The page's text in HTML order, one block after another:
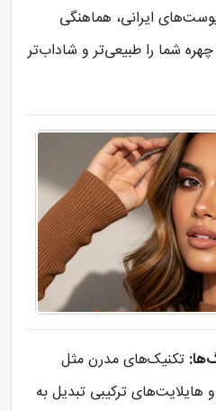
ایرانی، هماهنگی
چهره شما را طبیعی‌تر و شاداب‌تر
تکنیک‌های مدرن مثل
و هایلایت‌های ترکیبی تبدیل به